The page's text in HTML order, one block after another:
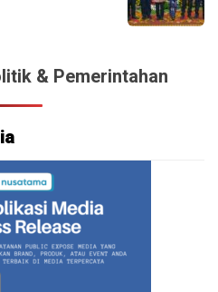
& Pemerintahan